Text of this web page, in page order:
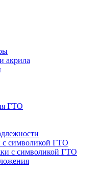
акрила
ГТО
с символикой ГТО
с символикой ГТО